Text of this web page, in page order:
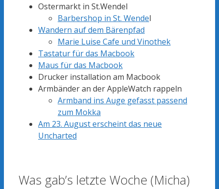
Ostermarkt in St.Wendel
Barbershop in St. Wendel
Wandern auf dem Bärenpfad
Marie Luise Cafe und Vinothek
Tastatur für das Macbook
Maus für das Macbook
Drucker installation am Macbook
Armbänder an der AppleWatch rappeln
Armband ins Auge gefasst passend
zum Mokka
Am 23. August erscheint das neue
Uncharted
Was gab’s letzte Woche (Micha)